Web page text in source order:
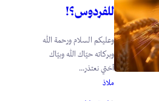
للفردوس؟!
وعليكم السلام ورحمة الله
وبركاته حيّاك الله وبيّاك
أختي نعتذر...
ملاذ